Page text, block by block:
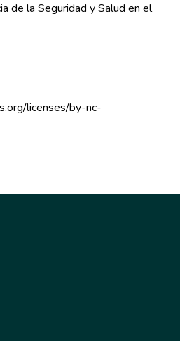
de la Seguridad y Salud en el
licenses/by-nc-